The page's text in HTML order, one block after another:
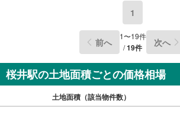
資金のご相談、まずは家探しについ
方も大歓迎です！年間8000棟以上の
るオープンハウスだから出会える物
ぜひお気軽にご連絡・ご相談くださ
ンハウス・ディベロップメントの物件
1
前へ 1〜19件
/19件 次へ
桜井駅の土地面積ごとの価格相場
土地面積（該当物件数）